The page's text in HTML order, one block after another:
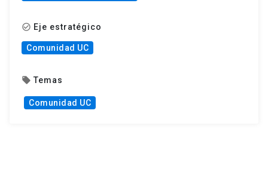
check_circle_outline Eje estratégico
Comunidad UC
local_offer Temas
Comunidad UC